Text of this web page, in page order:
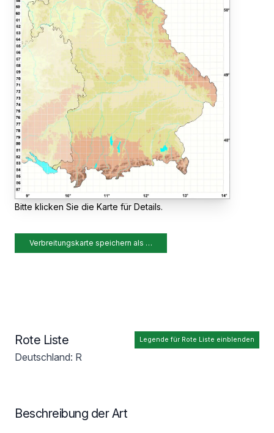
Bitte klicken Sie die Karte für Details.
Verbreitungskarte speichern als …
Legende für Rote Liste einblenden
Rote Liste
Deutschland: R
Beschreibung der Art